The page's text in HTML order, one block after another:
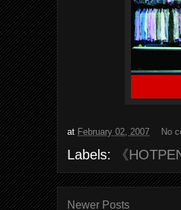
at February 02, 2007 No
Labels: 《
Newer Posts